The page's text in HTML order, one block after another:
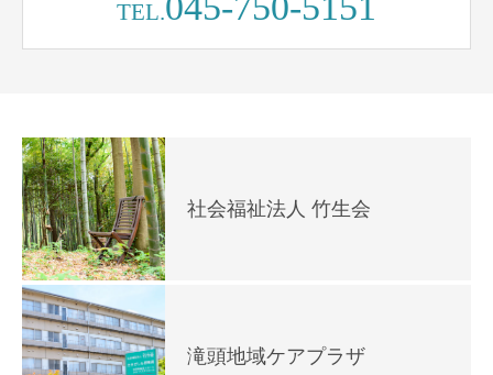
TEL.
社会福祉法人 竹生会
滝頭地域ケアプラザ